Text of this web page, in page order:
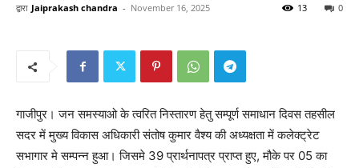
द्वारा Jaiprakash chandra - November 16, 2025 0
13
गाजीपुर। जन समस्याओ के त्वरित निस्तारण हेतु सम्पूर्ण समाधान दिवस तहसील
सदर में मुख्य विकास अधिकारी संतोष कुमार वैश्य की अध्यक्षता में कलेक्ट्रेट
सभागार मे सम्पन्न हुआ। जिसमे 39 प्रार्थनापत्र प्राप्त हुए, मौके पर 05 का